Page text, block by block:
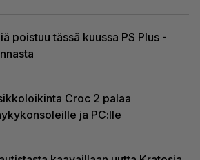
poistuu tässä kuussa PS Plus -
Croc 2 palaa
ja PC:lle